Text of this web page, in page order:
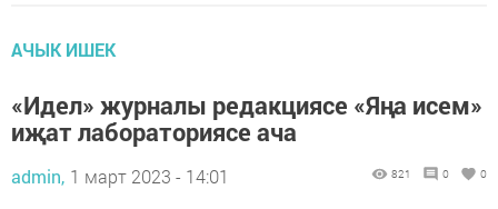
АЧЫК ИШЕК
«Идел» журналы редакциясе «Яңа исем»
иҗат лабораториясе ача
admin, 1 март 2023 - 14:01 821 0 0